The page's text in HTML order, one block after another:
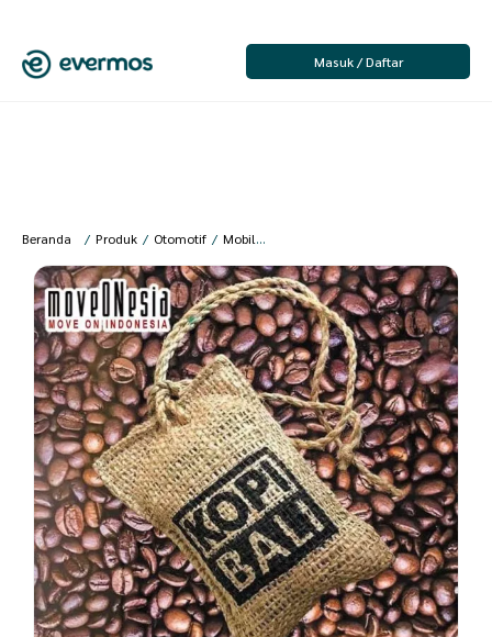
Masuk / Daftar
Beranda / Produk / Otomotif / Mobil /